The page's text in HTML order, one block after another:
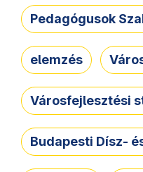
Pedagógusok
elemzés
Városfejlesztési
Budapesti Dísz-